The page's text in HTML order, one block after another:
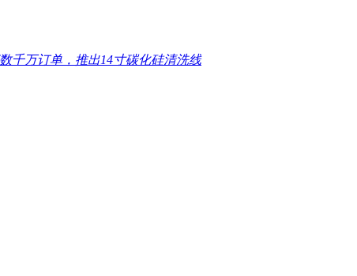
千万订单，推出14寸碳化硅清洗线